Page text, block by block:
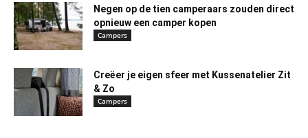
Negen op de tien camperaars zouden direct
opnieuw een camper kopen
Campers
Creëer je eigen sfeer met Kussenatelier Zit
& Zo
Campers